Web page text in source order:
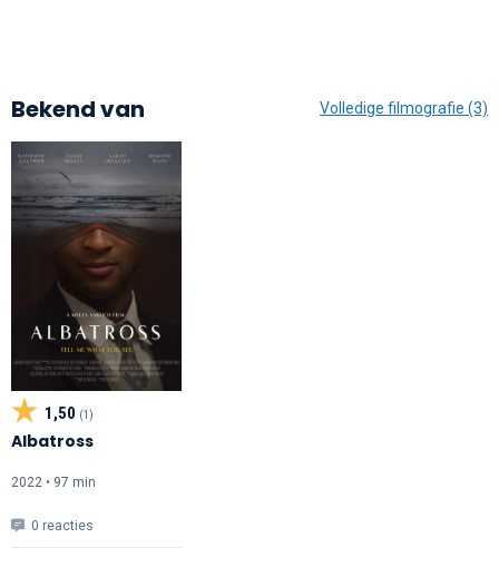
Bekend van Volledige filmografie (3)
1,50 (1)
Albatross
2022 • 97 min
0 reacties